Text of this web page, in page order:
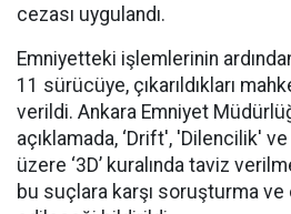
cezası uygulandı.
Emniyetteki işlemlerinin
11 sürücüye, çıkarıldıkları
verildi. Ankara Emniyet
açıklamada, ‘Drift', 'Dilencilik'
üzere ‘3D’ kuralında taviz
bu suçlara karşı soruşturma